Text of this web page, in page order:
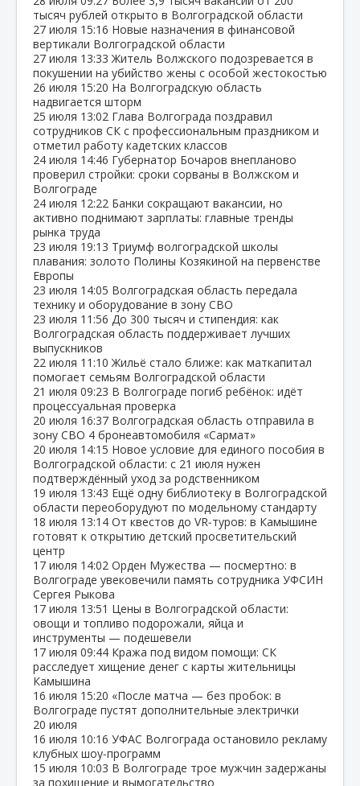
тысяч рублей открыто в Волгоградской области
27 июля 15:16 Новые назначения в финансовой
вертикали Волгоградской области
27 июля 13:33 Житель Волжского подозревается в
покушении на убийство жены с особой жестокостью
26 июля 15:20 На Волгоградскую область
надвигается шторм
25 июля 13:02 Глава Волгограда поздравил
сотрудников СК с профессиональным праздником и
отметил работу кадетских классов
24 июля 14:46 Губернатор Бочаров внепланово
проверил стройки: сроки сорваны в Волжском и
Волгограде
24 июля 12:22 Банки сокращают вакансии, но
активно поднимают зарплаты: главные тренды
рынка труда
23 июля 19:13 Триумф волгоградской школы
плавания: золото Полины Козякиной на первенстве
Европы
23 июля 14:05 Волгоградская область передала
технику и оборудование в зону СВО
23 июля 11:56 До 300 тысяч и стипендия: как
Волгоградская область поддерживает лучших
выпускников
22 июля 11:10 Жильё стало ближе: как маткапитал
помогает семьям Волгоградской области
21 июля 09:23 В Волгограде погиб ребёнок: идёт
процессуальная проверка
20 июля 16:37 Волгоградская область отправила в
зону СВО 4 бронеавтомобиля «Сармат»
20 июля 14:15 Новое условие для единого пособия в
Волгоградской области: с 21 июля нужен
подтверждённый уход за родственником
19 июля 13:43 Ещё одну библиотеку в Волгоградской
области переоборудуют по модельному стандарту
18 июля 13:14 От квестов до VR‑туров: в Камышине
готовят к открытию детский просветительский
центр
17 июля 14:02 Орден Мужества — посмертно: в
Волгограде увековечили память сотрудника УФСИН
Сергея Рыкова
17 июля 13:51 Цены в Волгоградской области:
овощи и топливо подорожали, яйца и
инструменты — подешевели
17 июля 09:44 Кража под видом помощи: СК
расследует хищение денег с карты жительницы
Камышина
16 июля 15:20 «После матча — без пробок: в
Волгограде пустят дополнительные электрички
20 июля
16 июля 10:16 УФАС Волгограда остановило рекламу
клубных шоу‑программ
15 июля 10:03 В Волгограде трое мужчин задержаны
за похищение и вымогательство